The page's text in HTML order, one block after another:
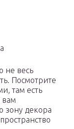
не весь
Посмотрите
там есть
вам
зону декора